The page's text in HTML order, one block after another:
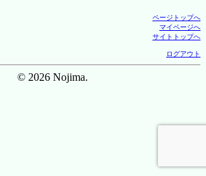
ページトップへ
マイページへ
サイトトップへ
ログアウト
© 2026 Nojima.